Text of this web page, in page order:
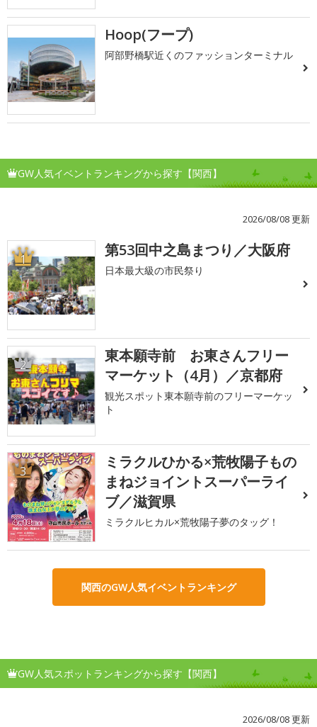
Hoop(フープ)
阿部野橋駅近くのファッションターミナル
GW人気イベントランキングから探す【関西】
2026/08/08 更新
1 第53回中之島まつり／大阪府
日本最大級の市民祭り
2
東本願寺前 お東さんフリー
マーケット（4月）／京都府
観光スポット東本願寺前のフリーマーケッ
ト
3
ミラクルひかる×荒牧陽子もの
まねジョイントスーパーライ
ブ／滋賀県
ミラクルヒカル×荒牧陽子夢のタッグ！
関西のGW人気イベントランキング
GW人気スポットランキングから探す【関西】
2026/08/08 更新